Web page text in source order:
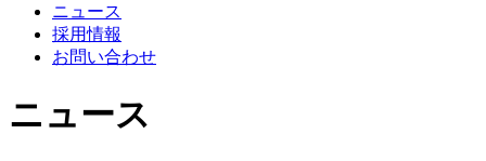
ニュース
採用情報
お問い合わせ
ニュース